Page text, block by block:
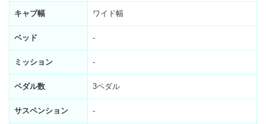
キャブ幅 ワイド幅
ベッド -
ミッション -
ペダル数 3ペダル
サスペンション -